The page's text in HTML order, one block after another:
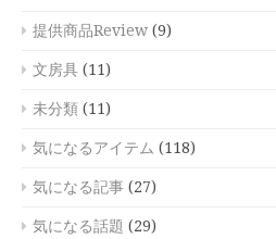
提供商品Review (9)
文房具 (11)
未分類 (11)
気になるアイテム (118)
気になる記事 (27)
気になる話題 (29)